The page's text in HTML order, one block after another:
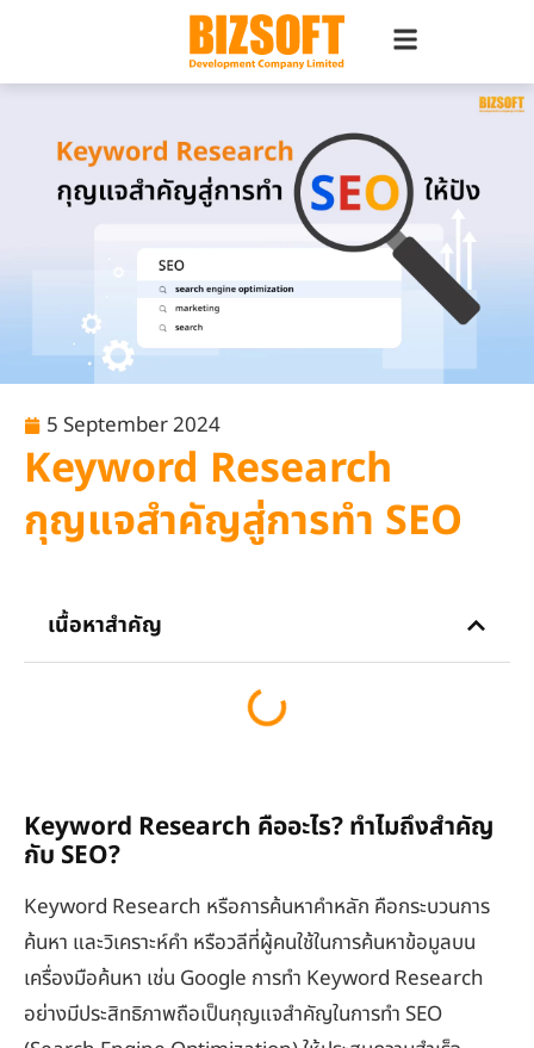
5 September 2024
Keyword Research
กุญแจสำคัญสู่การทำ SEO
เนื้อหาสำคัญ
Keyword Research คืออะไร? ทำไมถึงสำคัญ
กับ SEO?
Keyword Research หรือการค้นหาคำหลัก คือกระบวนการ
ค้นหา และวิเคราะห์คำ หรือวลีที่ผู้คนใช้ในการค้นหาข้อมูลบน
เครื่องมือค้นหา เช่น Google การทำ Keyword Research
อย่างมีประสิทธิภาพถือเป็นกุญแจสำคัญในการทำ SEO